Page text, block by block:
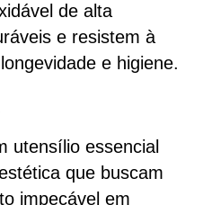
de alta
e resistem à
e higiene.
utensílio essencial
que buscam
impecável em